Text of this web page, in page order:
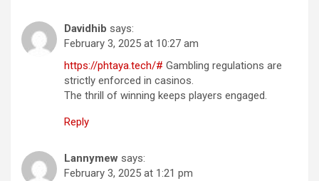
Davidhib says:
February 3, 2025 at 10:27 am
https://phtaya.tech/# Gambling regulations are
strictly enforced in casinos.
The thrill of winning keeps players engaged.
Reply
Lannymew says:
February 3, 2025 at 1:21 pm